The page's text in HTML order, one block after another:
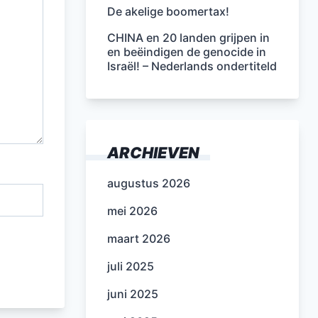
De akelige boomertax!
CHINA en 20 landen grijpen in
en beëindigen de genocide in
Israël! – Nederlands ondertiteld
ARCHIEVEN
augustus 2026
mei 2026
maart 2026
juli 2025
juni 2025